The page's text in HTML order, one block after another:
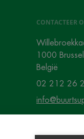
CONTACTEER
1000 Brussel
België
02 212 26